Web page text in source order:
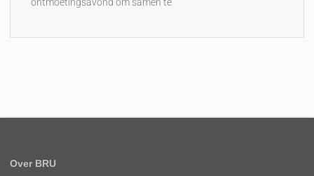
ontmoetingsavond om samen te
Over BRU